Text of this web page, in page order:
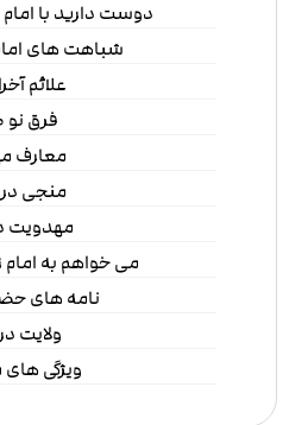
دوست دارید با
شباهت های امام
علائم
فرق نو
معارف
منجی در
مهدویت
می خواهم به
نامه های
ولایت
ویژگی های